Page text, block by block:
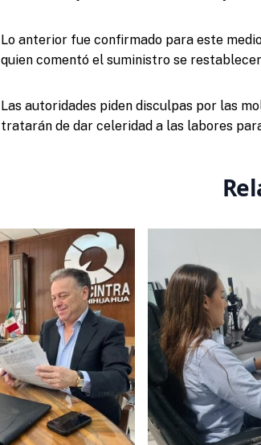
Lo anterior fue confirmado para este
quien comentó el suministro se
Las autoridades piden disculpas por las
tratarán de dar celeridad a las labores